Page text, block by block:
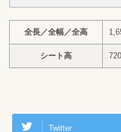
全長／全幅／全高
シート高
Twitter